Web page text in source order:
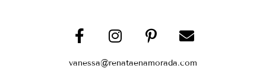
vanessa@renataenamorada.com